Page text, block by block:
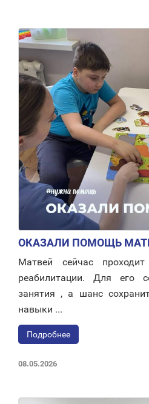
ОКАЗАЛИ ПОМОЩЬ
Матвей сейчас
реабилитации. Для его
занятия , а шанс
навыки ...
Подробнее
08.05.2026